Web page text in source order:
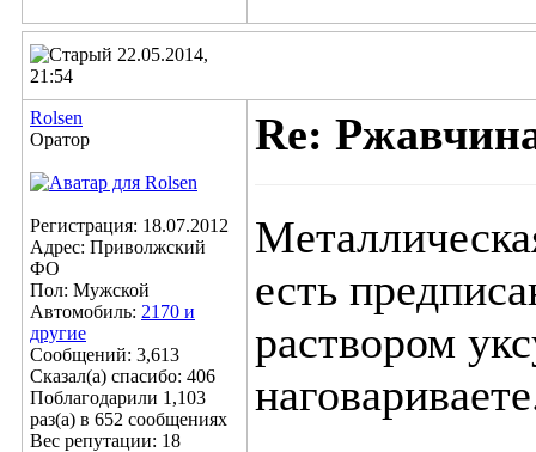
22.05.2014,
21:54
Rolsen
Оратор
Регистрация: 18.07.2012
Адрес: Приволжский
ФО
Пол: Мужской
Автомобиль: 2170 и
другие
Сообщений: 3,613
Сказал(а) спасибо: 406
Поблагодарили 1,103
раз(а) в 652 сообщениях
Вес репутации: 18
Re:
есть
раствором